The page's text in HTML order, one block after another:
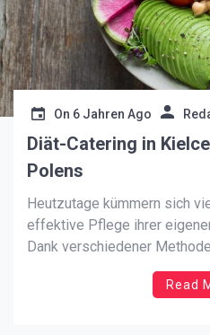
On 6 Jahren Ago
Diät-Catering in
Polens
Heutzutage kümmern sich
effektive Pflege ihrer
Dank verschiedener
ein attraktives Aussehen
auch unerwünschtes
Read